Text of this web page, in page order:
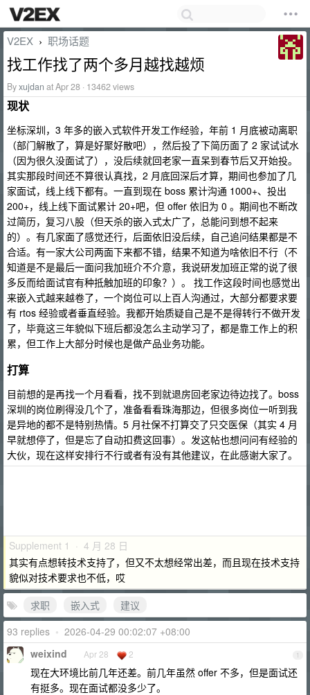
V2EX › 职场话题
找工作找了两个多月越找越烦
Byxujdan at Apr 28 · 13462 views
现状
坐标深圳，3 年多的嵌入式软件开发工作经验，年前 1 月底被动离职
（部门解散了，算是好聚好散吧），然后投了下简历面了 2 家试试水
（因为很久没面试了），没后续就回老家一直呆到春节后又开始投。
其实那段时间还不算很认真找，2 月底回深后才算，期间也参加了几
家面试，线上线下都有。一直到现在 boss 累计沟通 1000+、投出
200+，线上线下面试累计 20+吧，但 offer 依旧为 0 。期间也不断改
过简历，复习八股（但天杀的嵌入式太广了，总能问到想不起来
的）。有几家面了感觉还行，后面依旧没后续，自己追问结果都是不
合适。有一家大公司两面下来都不错，结果不知道为啥依旧不行（不
知道是不是最后一面问我加班介不介意，我说研发加班正常的说了很
多反而给面试官有种抵触加班的印象？）。 找工作这段时间也感觉出
来嵌入式越来越卷了，一个岗位可以上百人沟通过，大部分都要求要
有 rtos 经验或者垂直经验。我都开始质疑自己是不是得转行不做开发
了，毕竟这三年貌似下班后都没怎么主动学习了，都是靠工作上的积
累，但工作上大部分时候也是做产品业务功能。
打算
目前想的是再找一个月看看，找不到就退房回老家边待边找了。boss
深圳的岗位刷得没几个了，准备看看珠海那边，但很多岗位一听到我
是异地的都不是特别热情。5 月社保不打算交了只交医保（其实 4 月
早就想停了，但是忘了自动扣费这回事）。发这帖也想问问有经验的
大伙，现在这样安排行不行或者有没有其他建议，在此感谢大家了。
Supplement 1 · 4 月 28 日
其实有点想转技术支持了，但又不太想经常出差，而且现在技术支持
貌似对技术要求也不低，哎
求职
嵌入式
建议
93 replies • 2026-04-29 00:02:07 +08:00
1
weixind Apr 28 2
现在大环境比前几年还差。前几年虽然 offer 不多，但是面试还
有挺多。现在面试都没多少了。